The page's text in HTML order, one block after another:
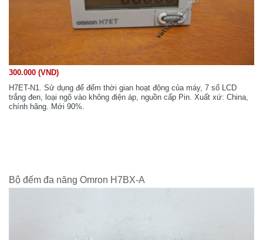
300.000 (VND)
H7ET-N1. Sử dụng để đếm thời gian hoạt động của máy, 7 số LCD
trắng đen, loại ngõ vào không điện áp, nguồn cấp Pin. Xuất xứ: China,
chính hãng. Mới 90%.
Bộ đếm đa năng Omron H7BX-A